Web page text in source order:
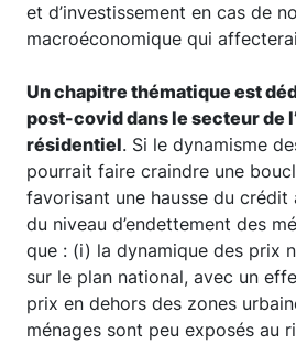
et d’investissement en cas de
macroéconomique qui
Un chapitre thématique est
post-covid dans le secteur de
résidentiel. Si le dynamisme
pourrait faire craindre une
favorisant une hausse du crédit
du niveau d’endettement des
que : (i) la dynamique des prix
sur le plan national, avec un
prix en dehors des zones
ménages sont peu exposés au